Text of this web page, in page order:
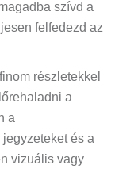
szívd a
felfedezd az
részletekkel
a
a
és a
vizuális vagy